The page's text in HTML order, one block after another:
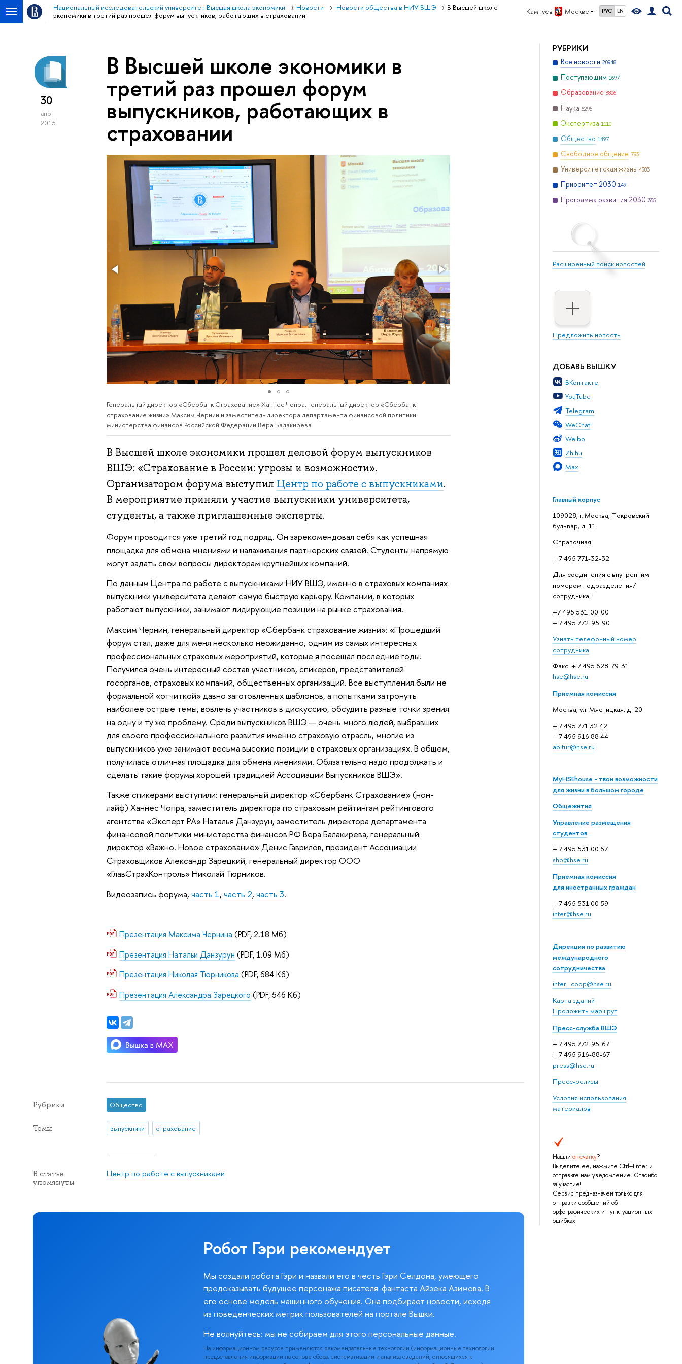
Кампус в Москве РУС EN
Национальный исследовательский университет Высшая школа экономики Новости Новости общества в НИУ ВШЭ
В Высшей школе
экономики в третий раз прошел форум выпускников, работающих в страховании
РУБРИКИ
Все новости 20948
Поступающим 1697
Образование 3806
Наука 6295
Экспертиза 1110
Общество 1497
Свободное общение 793
Университетская жизнь 4383
Приоритет 2030 149
Программа развития 2030 355
Расширенный поиск новостей
Предложить новость
ДОБАВЬ ВЫШКУ
ВКонтакте
YouTube
Telegram
WeChat
Weibo
Zhihu
Max
Главный корпус
109028, г. Москва, Покровский
бульвар, д. 11
Справочная:
+ 7 495 771-32-32
Для соединения с внутренним
номером подразделения/
сотрудника:
+7 495 531-00-00
+ 7 495 772-95-90
Узнать телефонный номер
сотрудника
Факс: + 7 495 628-79-31
hse@hse.ru
Приемная комиссия
Москва, ул. Мясницкая, д. 20
+ 7 495 771 32 42
+ 7 495 916 88 44
abitur@hse.ru
MyHSEhouse - твои возможности
для жизни в большом городе
Общежития
Управление размещения
студентов
+ 7 495 531 00 67
sho@hse.ru
Приемная комиссия
для иностранных граждан
+ 7 495 531 00 59
inter@hse.ru
Дирекция по развитию
международного
сотрудничества
inter_coop@hse.ru
Карта зданий
Проложить маршрут
Пресс-служба ВШЭ
+ 7 495 772-95-67
+ 7 495 916-88-67
press@hse.ru
Пресс-релизы
Условия использования
материалов
Нашли опечатку?
Выделите её, нажмите Ctrl+Enter и
отправьте нам уведомление. Спасибо
за участие!
Сервис предназначен только для
отправки сообщений об
орфографических и пунктуационных
ошибках.
30
апр
2015
В Высшей школе экономики в
третий раз прошел форум
выпускников, работающих в
страховании
Генеральный директор «Сбербанк Страхование» Ханнес Чопра, генеральный директор «Сбербанк
страхование жизни» Максим Чернин и заместитель директора департамента финансовой политики
министерства финансов Российской Федерации Вера Балакирева
В Высшей школе экономики прошел деловой форум выпускников
ВШЭ: «Страхование в России: угрозы и возможности».
Организатором форума выступил Центр по работе с выпускниками.
В мероприятие приняли участие выпускники университета,
студенты, а также приглашенные эксперты.
Форум проводится уже третий год подряд. Он зарекомендовал себя как успешная
площадка для обмена мнениями и налаживания партнерских связей. Студенты напрямую
могут задать свои вопросы директорам крупнейших компаний.
По данным Центра по работе с выпускниками НИУ ВШЭ, именно в страховых компаниях
выпускники университета делают самую быструю карьеру. Компании, в которых
работают выпускники, занимают лидирующие позиции на рынке страхования.
Максим Чернин, генеральный директор «Сбербанк страхование жизни»: «Прошедший
форум стал, даже для меня несколько неожиданно, одним из самых интересных
профессиональных страховых мероприятий, которые я посещал последние годы.
Получился очень интересный состав участников, спикеров, представителей
госорганов, страховых компаний, общественных организаций. Все выступления были не
формальной «отчиткой» давно заготовленных шаблонов, а попытками затронуть
наиболее острые темы, вовлечь участников в дискуссию, обсудить разные точки зрения
на одну и ту же проблему. Среди выпускников ВШЭ — очень много людей, выбравших
для своего профессионального развития именно страховую отрасль, многие из
выпускников уже занимают весьма высокие позиции в страховых организациях. В общем,
получилась отличная площадка для обмена мнениями. Обязательно надо продолжать и
сделать такие форумы хорошей традицией Ассоциации Выпускников ВШЭ».
Также спикерами выступили: генеральный директор «Сбербанк Страхование» (нон-
лайф) Ханнес Чопра, заместитель директора по страховым рейтингам рейтингового
агентства «Эксперт РА» Наталья Данзурун, заместитель директора департамента
финансовой политики министерства финансов РФ Вера Балакирева, генеральный
директор «Важно. Новое страхование» Денис Гаврилов, президент Ассоциации
Страховщиков Александр Зарецкий, генеральный директор ООО
«ГлавСтрахКонтроль» Николай Тюрников.
Видеозапись форума, часть 1, часть 2, часть 3.
Презентация Максима Чернина (PDF, 2.18 Мб)
Презентация Натальи Данзурун (PDF, 1.09 Мб)
Презентация Николая Тюрникова (PDF, 684 Кб)
Презентация Александра Зарецкого (PDF, 546 Кб)
Рубрики Общество
Темы выпускники страхование
В статье
упомянуты
Центр по работе с выпускниками
Робот Гэри рекомендует
Мы создали робота Гэри и назвали его в честь Гэри Селдона, умеющего
предсказывать будущее персонажа писателя-фантаста Айзека Азимова. В
его основе модель машинного обучения. Она подбирает новости, исходя
из поведенческих метрик пользователей на портале Вышки.
Не волнуйтесь: мы не собираем для этого персональные данные.
На информационном ресурсе применяются рекомендательные технологии (информационные технологии
предоставления информации на основе сбора, систематизации и анализа сведений, относящихся к